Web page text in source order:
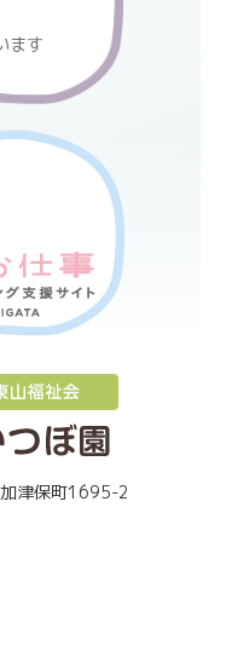
ます
津保町1695-2